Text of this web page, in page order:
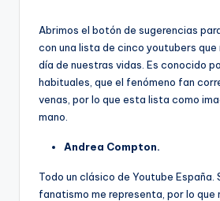
Abrimos el botón de sugerencias
con una lista de cinco youtubers que
día de nuestras vidas. Es conocido
habituales, que el fenómeno fan
venas, por lo que esta lista como
mano.
Andrea Compton.
Todo un clásico de Youtube España.
fanatismo me representa, por lo que